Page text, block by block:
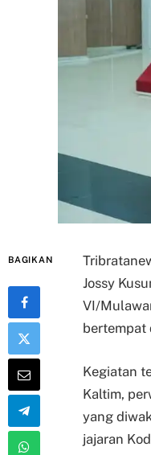
BAGIKAN
Jossy
VI/
bertempat
Kegiatan
Kaltim,
yang
jajaran